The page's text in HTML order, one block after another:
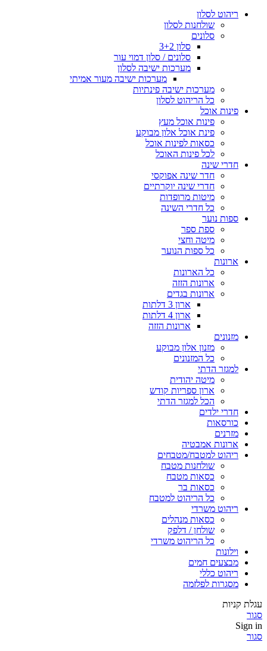
ריהוט לסלון
שולחנות לסלון
סלונים
סלון 3+2
סלונים / סלון דמוי עור
מערכות ישיבה לסלון
מערכות ישיבה מעור אמיתי
מערכות ישיבה פינתיות
כל הריהוט לסלון
פינות אוכל
פינות אוכל מעץ
פינת אוכל אלון מבוקע
כסאות לפינות אוכל
לכל פינות האוכל
חדרי שינה
חדר שינה אפוקסי
חדרי שינה יוקרתיים
מיטות מרופדות
כל חדרי השינה
ספות נוער
ספת ספר
מיטה וחצי
כל ספות הנוער
ארונות
כל הארונות
ארונות הזזה
ארונות בגדים
ארון 3 דלתות
ארון 4 דלתות
ארונות הזזה
מזנונים
מזנון אלון מבוקע
כל המזנונים
למגזר הדתי
מיטה יהודית
ארון ספריות קודש
הכל למגזר הדתי
חדרי ילדים
כורסאות
מזרנים
ארונות אמבטיה
ריהוט למטבח/מטבחים
שולחנות מטבח
כסאות מטבח
כסאות בר
כל הריהוט למטבח
ריהוט משרדי
כסאות מנהלים
שולחן / דלפק
כל הריהוט משרדי
וילונות
מבצעים חמים
ריהוט כללי
מסגרות לפלזמה
עגלת קניות
סגור
Sign in
סגור